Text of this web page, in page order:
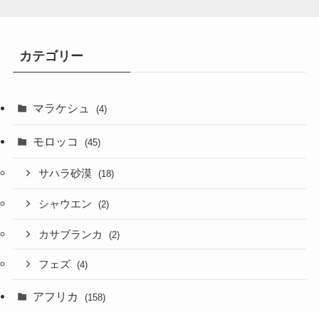
カテゴリー
マラケシュ (4)
モロッコ (45)
サハラ砂漠 (18)
シャウエン (2)
カサブランカ (2)
フェズ (4)
アフリカ (158)